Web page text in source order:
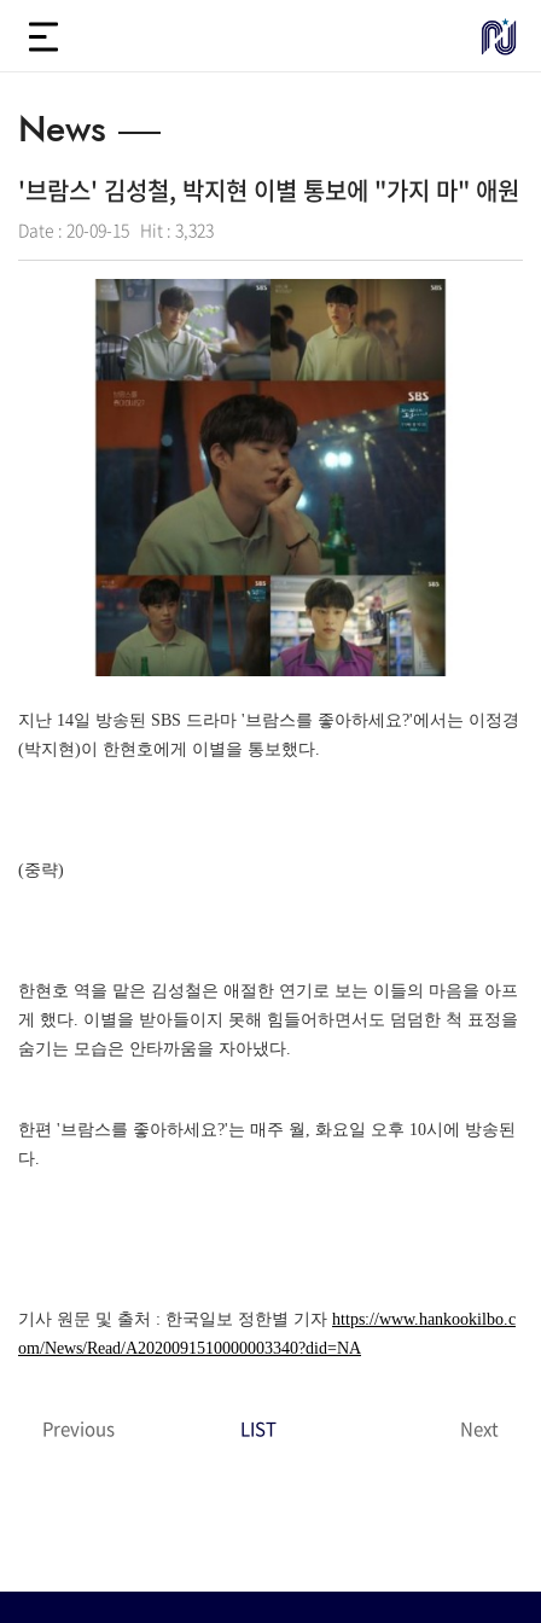
News
'브람스' 김성철, 박지현 이별 통보에 "가지 마" 애원
Date : 20-09-15 Hit : 3,323
지난 14일 방송된 SBS 드라마 '브람스를 좋아하세요?'에서는 이정경
(박지현)이 한현호에게 이별을 통보했다.
(중략)
한현호 역을 맡은 김성철은 애절한 연기로 보는 이들의 마음을 아프
게 했다. 이별을 받아들이지 못해 힘들어하면서도 덤덤한 척 표정을
숨기는 모습은 안타까움을 자아냈다.
한편 '브람스를 좋아하세요?'는 매주 월, 화요일 오후 10시에 방송된
다.
기사 원문 및 출처 : 한국일보 정한별 기자 https://www.hankookilbo.c
om/News/Read/A2020091510000003340?did=NA
Previous LIST Next